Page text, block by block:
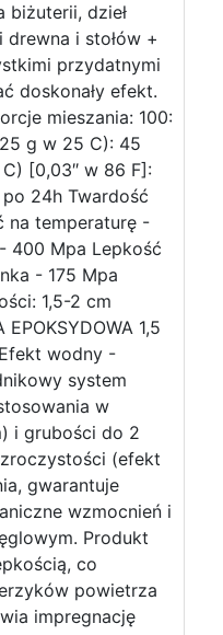
biżuterii, dzieł
drewna i stołów +
przydatnymi
doskonały efekt.
mieszania: 100:
g w 25 C): 45
[0,03″ w 86 F]:
24h Twardość
na temperaturę -
400 Mpa Lepkość
- 175 Mpa
1,5-2 cm
EPOKSYDOWA 1,5
wodny -
system
w
i grubości do 2
(efekt
gwarantuje
wzmocnień i
Produkt
co
powietrza
impregnację